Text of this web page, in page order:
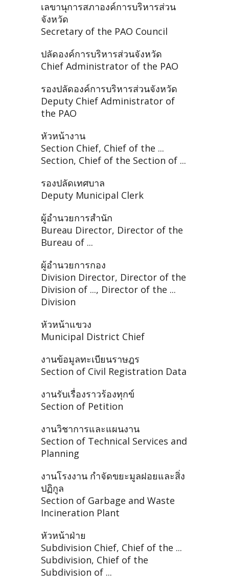
เลขานุการสภาองค์การบริหารส่วน
จังหวัด
Secretary of the PAO Council
ปลัดองค์การบริหารส่วนจังหวัด
Chief Administrator of the PAO
รองปลัดองค์การบริหารส่วนจังหวัด
Deputy Chief Administrator of
the PAO
หัวหน้างาน
Section Chief, Chief of the ...
Section, Chief of the Section of ...
รองปลัดเทศบาล
Deputy Municipal Clerk
ผู้อำนวยการสำนัก
Bureau Director, Director of the
Bureau of ...
ผู้อำนวยการกอง
Division Director, Director of the
Division of ..., Director of the ...
Division
หัวหน้าแขวง
Municipal District Chief
งานข้อมูลทะเบียนราษฎร
Section of Civil Registration Data
งานรับเรื่องราวร้องทุกข์
Section of Petition
งานวิชาการและแผนงาน
Section of Technical Services and
Planning
งานโรงงาน กำจัดขยะมูลฝอยและสิ่ง
ปฏิกูล
Section of Garbage and Waste
Incineration Plant
หัวหน้าฝ่าย
Subdivision Chief, Chief of the ...
Subdivision, Chief of the
Subdivision of ...